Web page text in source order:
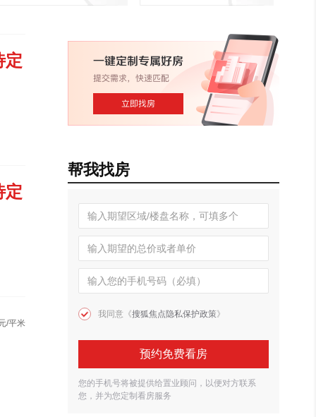
定
定
/平米
帮我找房
我同意《搜狐焦点隐私保护政策》
预约免费看房
您的手机号将被提供给置业顾问，以便对方联系
您，并为您定制看房服务